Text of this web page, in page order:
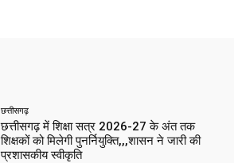
छत्तीसगढ़
छत्तीसगढ़ में शिक्षा सत्र 2026-27 के अंत तक
शिक्षकों को मिलेगी पुनर्नियुक्ति,,,शासन ने जारी की
प्रशासकीय स्वीकृति